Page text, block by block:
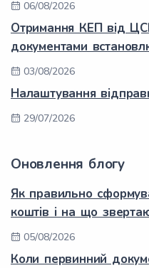
06/08/2026
Отримання КЕП від
документами
03/08/2026
Налаштування
29/07/2026
Оновлення блогу
Як правильно
коштів і на що
05/08/2026
Коли первинний